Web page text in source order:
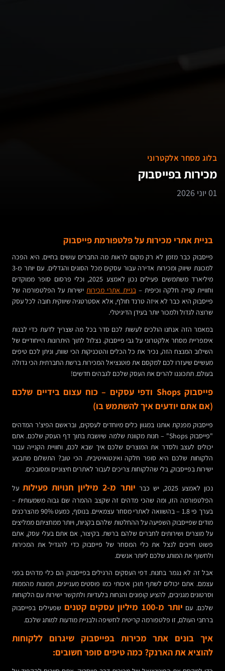
בלוג מסחר אלקטרוני
מכירות בפייסבוק
01 יוני 2026
בניית אתרי מכירות על פלטפורמת פייסבוק
פייסבוק כבר מזמן לא רק מקום לראות מה החברים עושים בחיים. היא הפכה
למכונת שיווק ומכירות אדירה עבור עסקים מכל הסוגים והגדלים. עם יותר מ-3
מיליארד משתמשים פעילים נכון לאמצע 2025, וכלי פרסום סופר ממוקדים
וחוויית קנייה חלקה וכיפית –בניית אתרי מכירותישירות על הפלטפורמה של
פייסבוק היא כבר לא איזה טרנד חולף, אלא אסטרטגיה שיווקית חובה לכל עסק
שרוצה לגדול ולמכור יותר בעידן הדיגיטלי.
במאמר הזה אנחנו הולכים לעשות לכם סדר בכל מה שצריך לדעת כדי לבנות
אימפריית מסחר אלקטרוני על גבי פייסבוק. נצלול לתוך היתרונות הייחודיים של
השילוב המנצח הזה, נכיר את כל הכלים והטכניקות הכי שוות, וניתן לכם טיפים
מעשיים שיעזרו לכם למקסם את פוטנציאל המכירות ברשת החברתית הכי גדולה
בעולם. תתכוננו להרים את העסק שלכם לגבהים חדשים!
פייסבוק Shops ודפי עסקים – כוח עצום בידיים שלכם
(אם אתם יודעים איך להשתמש בו)
פייסבוק מפנקת אותנו במגוון כלים מיוחדים לעסקים, ובראשם הפיצ'ר המדהים
"פייסבוק Shops" – חנות מקוונת שלמה שיושבת בתוך דף העסק שלכם. אתם
יכולים לעצב ולסדר את המוצרים שלכם איך שבא לכם, וחוויית הקנייה עבור
הלקוחות שלכם היא סופר חלקה ואינטואיטיבית. הכי טוב? התשלום מתבצע
ישירות בפייסבוק, בלי שהלקוחות צריכים לעבור לאתרים חיצוניים ומסובכים.
נכון לאמצע 2025, יש כבר יותר מ-2 מיליון חנויות פעילות
על
הפלטפורמה הזו, ומה שהכי מדהים זה שקצב ההמרה שם גבוה משמעותית –
בערך פי 1.8 – בהשוואה לאתרי מסחר עצמאיים. בנוסף, כמעט 90% מהצרכנים
מודים שפייסבוק השפיעה על ההחלטות שלהם בקניות, ויותר ממחציתם ממליצים
על מוצרים ושירותים לחברים שלהם ברשת. בקיצור, אם אתם בעלי עסק, אתם
פשוט חייבים לנצל את כלי המסחר של פייסבוק כדי להגדיל את המכירות
ולחשוף את המותג שלכם ליותר אנשים.
אבל זה לא נגמר בחנות. דפי העסקים הרגילים בפייסבוק הם כלי מדהים בפני
עצמם. אתם יכולים לשתף תוכן איכותי כמו פוסטים מעניינים, תמונות מהממות
וסרטונים מגניבים, להציע קופונים והנחות בלעדיות ולתקשר ישירות עם הלקוחות
שלכם. עם יותר מ-100 מיליון עסקים קטנים
שפעילים בפייסבוק
ברחבי העולם, זו פלטפורמה קריטית לחשיפה ולבניית מודעות למותג שלכם.
איך בונים אתר מכירות בפייסבוק שיגרום ללקוחות
להוציא את הארנק? כמה טיפים סופר חשובים: